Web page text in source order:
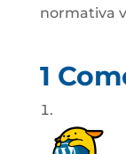
normativa
1